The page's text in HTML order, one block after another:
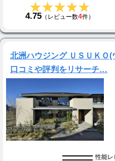
★★★★★
★★★★★
4.75 （レビュー数4件）
北洲ハウジング ＵＳＵＫＯ
口コミや評判をリサーチ…
性能レ